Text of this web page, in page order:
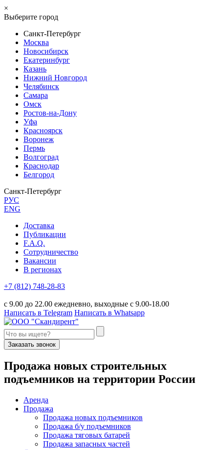
×
Выберите город
Санкт-Петербург
Москва
Новосибирск
Екатеринбург
Казань
Нижний Новгород
Челябинск
Самара
Омск
Ростов-на-Дону
Уфа
Красноярск
Воронеж
Пермь
Волгоград
Краснодар
Белгород
Санкт-Петербург
РУС
ENG
Доставка
Публикации
F.A.Q.
Сотрудничество
Вакансии
В регионах
+7 (812) 748-28-83
с 9.00 до 22.00 ежедневно, выходные с 9.00-18.00
Написать в Telegram Написать в Whatsapp
Заказать звонок
Продажа новых строительных
подъемников на территории России
Аренда
Продажа
Продажа новых подъемников
Продажа б/у подъемников
Продажа тяговых батарей
Продажа запасных частей